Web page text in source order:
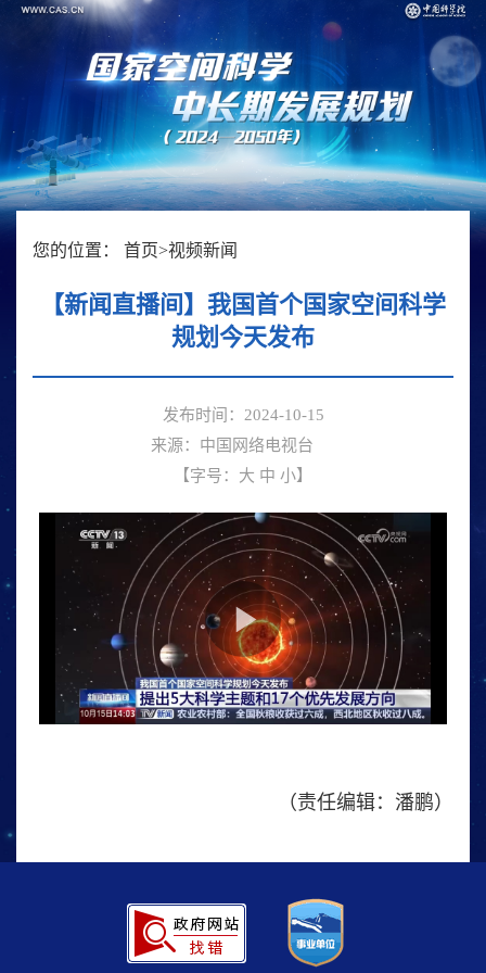
您的位置： 首页>视频新闻
【新闻直播间】我国首个国家空间科学
规划今天发布
发布时间：2024-10-15
来源：中国网络电视台
【字号： 大 中 小】
（责任编辑：潘鹏）